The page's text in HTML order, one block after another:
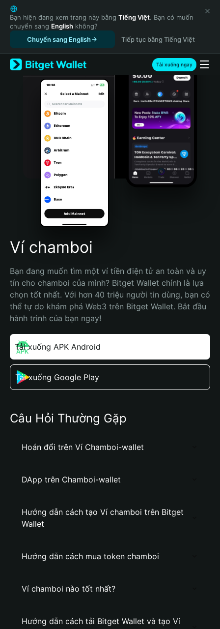
English
日本語
Tiếng Việt
Русский
Español (Latinoamérica)
Türkçe
Italiano
Português (Portugal)
Bahasa Indonesia
Português (Brasil)
Español (Argentina)
Bạn hiện đang xem trang này bằng Tiếng Việt. Bạn có muốn
chuyển sang English không?
Chuyển sang English
Tiếp tục bằng Tiếng Việt
Tải xuống ngay
Ví chamboi
Bạn đang muốn tìm một ví tiền điện tử an toàn và uy
tín cho chamboi của mình? Bitget Wallet chính là lựa
chọn tốt nhất. Với hơn 40 triệu người tin dùng, bạn có
thể tự do khám phá Web3 trên Bitget Wallet. Bắt đầu
hành trình của bạn ngay!
Tải xuống APK Android
Tải xuống Google Play
Câu Hỏi Thường Gặp
Hoán đổi trên Ví Chamboi-wallet
DApp trên Chamboi-wallet
Hướng dẫn cách tạo Ví chamboi trên Bitget
Wallet
Hướng dẫn cách mua token chamboi
Ví chamboi nào tốt nhất?
Hướng dẫn cách tải Bitget Wallet và tạo Ví